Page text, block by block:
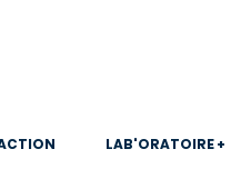
LAB'ORATOIRE +